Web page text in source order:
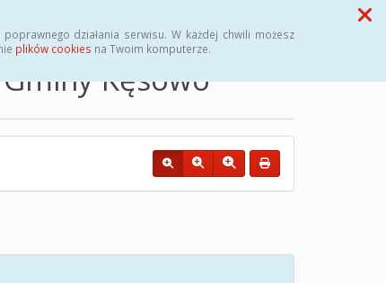
działania serwisu. W każdej chwili możesz
plików cookies na Twoim komputerze.
Kęsowo